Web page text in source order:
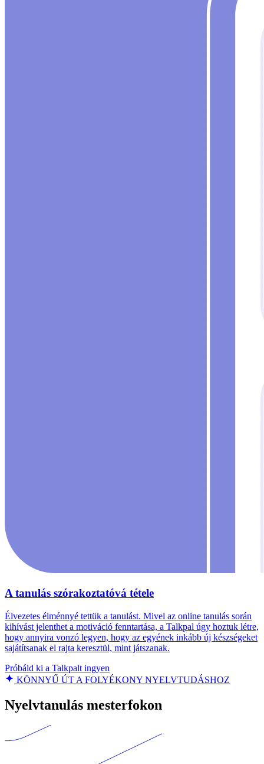
A tanulás szórakoztatóvá tétele
Élvezetes élménnyé tettük a tanulást. Mivel az online tanulás során
kihívást jelenthet a motiváció fenntartása, a Talkpal úgy hoztuk létre,
hogy annyira vonzó legyen, hogy az egyének inkább új készségeket
sajátítsanak el rajta keresztül, mint játszanak.
Próbáld ki a Talkpalt ingyen
KÖNNYŰ ÚT A FOLYÉKONY NYELVTUDÁSHOZ
Nyelvtanulás mesterfokon